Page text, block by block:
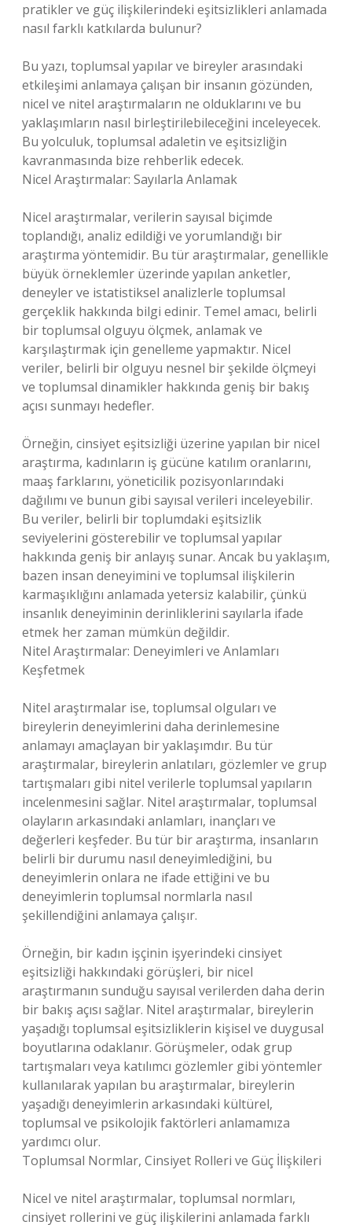
pratikler ve güç ilişkilerindeki eşitsizlikleri anlamada
nasıl farklı katkılarda bulunur?
Bu yazı, toplumsal yapılar ve bireyler arasındaki
etkileşimi anlamaya çalışan bir insanın gözünden,
nicel ve nitel araştırmaların ne olduklarını ve bu
yaklaşımların nasıl birleştirilebileceğini inceleyecek.
Bu yolculuk, toplumsal adaletin ve eşitsizliğin
kavranmasında bize rehberlik edecek.
Nicel Araştırmalar: Sayılarla Anlamak
Nicel araştırmalar, verilerin sayısal biçimde
toplandığı, analiz edildiği ve yorumlandığı bir
araştırma yöntemidir. Bu tür araştırmalar, genellikle
büyük örneklemler üzerinde yapılan anketler,
deneyler ve istatistiksel analizlerle toplumsal
gerçeklik hakkında bilgi edinir. Temel amacı, belirli
bir toplumsal olguyu ölçmek, anlamak ve
karşılaştırmak için genelleme yapmaktır. Nicel
veriler, belirli bir olguyu nesnel bir şekilde ölçmeyi
ve toplumsal dinamikler hakkında geniş bir bakış
açısı sunmayı hedefler.
Örneğin, cinsiyet eşitsizliği üzerine yapılan bir nicel
araştırma, kadınların iş gücüne katılım oranlarını,
maaş farklarını, yöneticilik pozisyonlarındaki
dağılımı ve bunun gibi sayısal verileri inceleyebilir.
Bu veriler, belirli bir toplumdaki eşitsizlik
seviyelerini gösterebilir ve toplumsal yapılar
hakkında geniş bir anlayış sunar. Ancak bu yaklaşım,
bazen insan deneyimini ve toplumsal ilişkilerin
karmaşıklığını anlamada yetersiz kalabilir, çünkü
insanlık deneyiminin derinliklerini sayılarla ifade
etmek her zaman mümkün değildir.
Nitel Araştırmalar: Deneyimleri ve Anlamları
Keşfetmek
Nitel araştırmalar ise, toplumsal olguları ve
bireylerin deneyimlerini daha derinlemesine
anlamayı amaçlayan bir yaklaşımdır. Bu tür
araştırmalar, bireylerin anlatıları, gözlemler ve grup
tartışmaları gibi nitel verilerle toplumsal yapıların
incelenmesini sağlar. Nitel araştırmalar, toplumsal
olayların arkasındaki anlamları, inançları ve
değerleri keşfeder. Bu tür bir araştırma, insanların
belirli bir durumu nasıl deneyimlediğini, bu
deneyimlerin onlara ne ifade ettiğini ve bu
deneyimlerin toplumsal normlarla nasıl
şekillendiğini anlamaya çalışır.
Örneğin, bir kadın işçinin işyerindeki cinsiyet
eşitsizliği hakkındaki görüşleri, bir nicel
araştırmanın sunduğu sayısal verilerden daha derin
bir bakış açısı sağlar. Nitel araştırmalar, bireylerin
yaşadığı toplumsal eşitsizliklerin kişisel ve duygusal
boyutlarına odaklanır. Görüşmeler, odak grup
tartışmaları veya katılımcı gözlemler gibi yöntemler
kullanılarak yapılan bu araştırmalar, bireylerin
yaşadığı deneyimlerin arkasındaki kültürel,
toplumsal ve psikolojik faktörleri anlamamıza
yardımcı olur.
Toplumsal Normlar, Cinsiyet Rolleri ve Güç İlişkileri
Nicel ve nitel araştırmalar, toplumsal normları,
cinsiyet rollerini ve güç ilişkilerini anlamada farklı